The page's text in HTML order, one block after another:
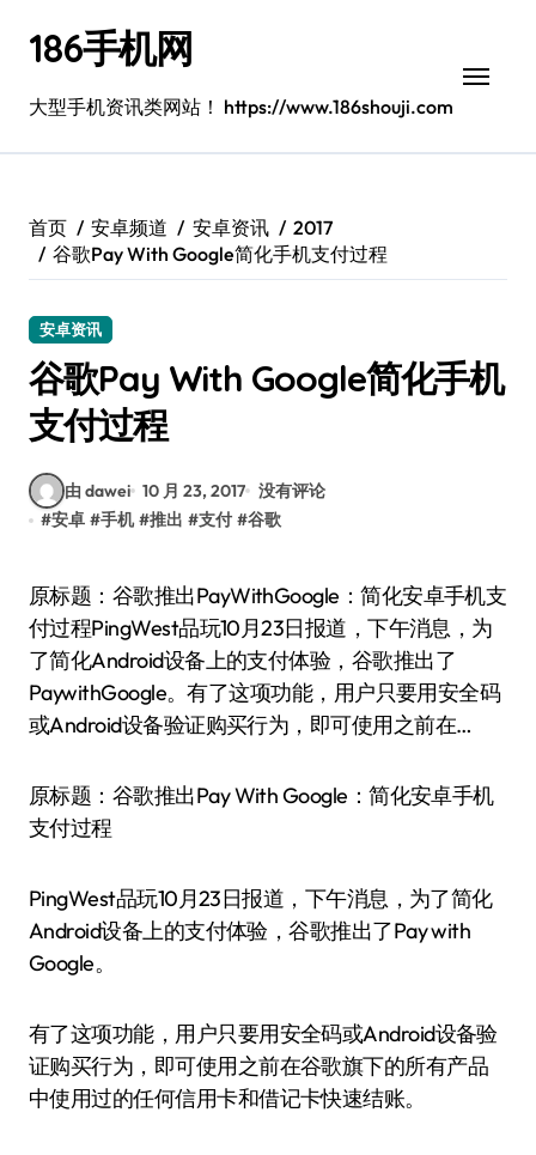
186手机网
大型手机资讯类网站！ https://www.186shouji.com
首页 安卓频道 安卓资讯
2017
谷歌Pay With Google简化手机支付过程
安卓资讯
谷歌Pay With Google简化手机
支付过程
由 dawei 10 月 23, 2017 没有评论
#安卓 #手机 #推出 #支付 #谷歌
原标题：谷歌推出PayWithGoogle：简化安卓手机支
付过程PingWest品玩10月23日报道，下午消息，为
了简化Android设备上的支付体验，谷歌推出了
PaywithGoogle。有了这项功能，用户只要用安全码
或Android设备验证购买行为，即可使用之前在…
原标题：谷歌推出Pay With Google：简化安卓手机
支付过程
PingWest品玩10月23日报道，下午消息，为了简化
Android设备上的支付体验，谷歌推出了Pay with
Google。
有了这项功能，用户只要用安全码或Android设备验
证购买行为，即可使用之前在谷歌旗下的所有产品
中使用过的任何信用卡和借记卡快速结账。